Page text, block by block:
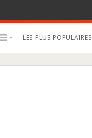
LES PLUS POPULAIRES